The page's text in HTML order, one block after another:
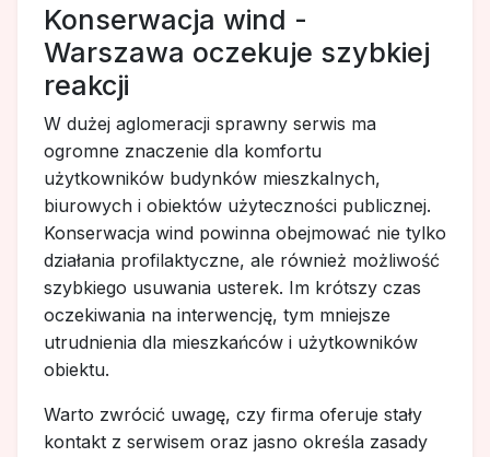
Konserwacja wind -
Warszawa oczekuje szybkiej
reakcji
W dużej aglomeracji sprawny serwis ma
ogromne znaczenie dla komfortu
użytkowników budynków mieszkalnych,
biurowych i obiektów użyteczności publicznej.
Konserwacja wind powinna obejmować nie tylko
działania profilaktyczne, ale również możliwość
szybkiego usuwania usterek. Im krótszy czas
oczekiwania na interwencję, tym mniejsze
utrudnienia dla mieszkańców i użytkowników
obiektu.
Warto zwrócić uwagę, czy firma oferuje stały
kontakt z serwisem oraz jasno określa zasady